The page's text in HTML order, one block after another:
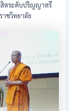
สิตระดับปริญญาตรี
ชวิทยาลัย